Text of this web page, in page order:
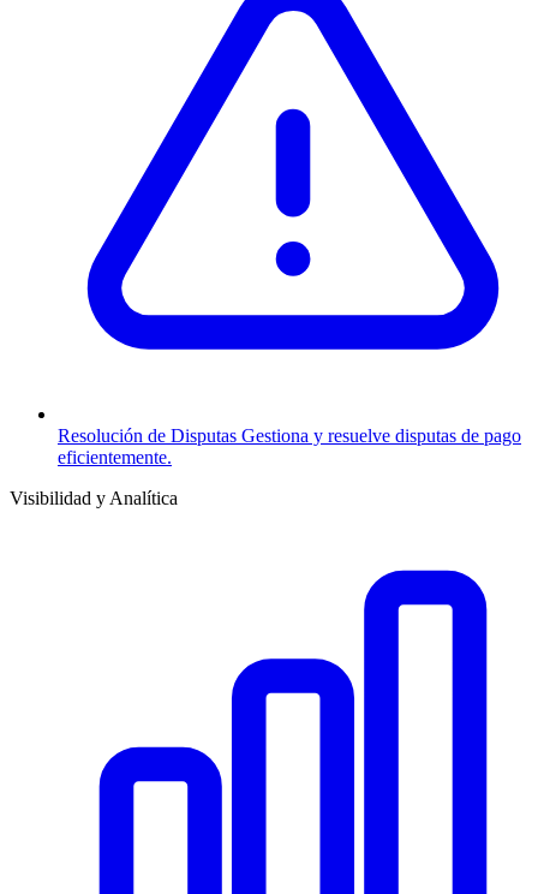
Resolución de Disputas Gestiona y resuelve disputas de pago
eficientemente.
Visibilidad y Analítica